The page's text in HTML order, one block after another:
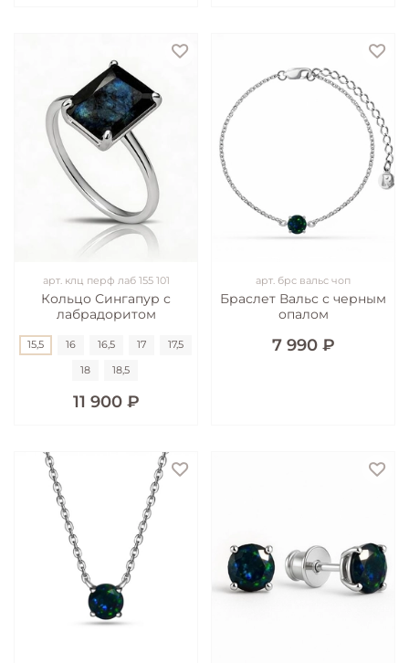
арт. клц перф лаб 155 101
Кольцо Сингапур с
лабрадоритом
15,5 16 16,5 17 17,5
18 18,5
11 900 ₽
арт. брс вальс чоп
Браслет Вальс с черным
опалом
7 990 ₽